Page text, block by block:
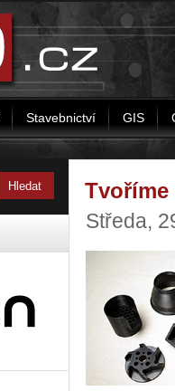
Stavebnictví GIS
Středa,